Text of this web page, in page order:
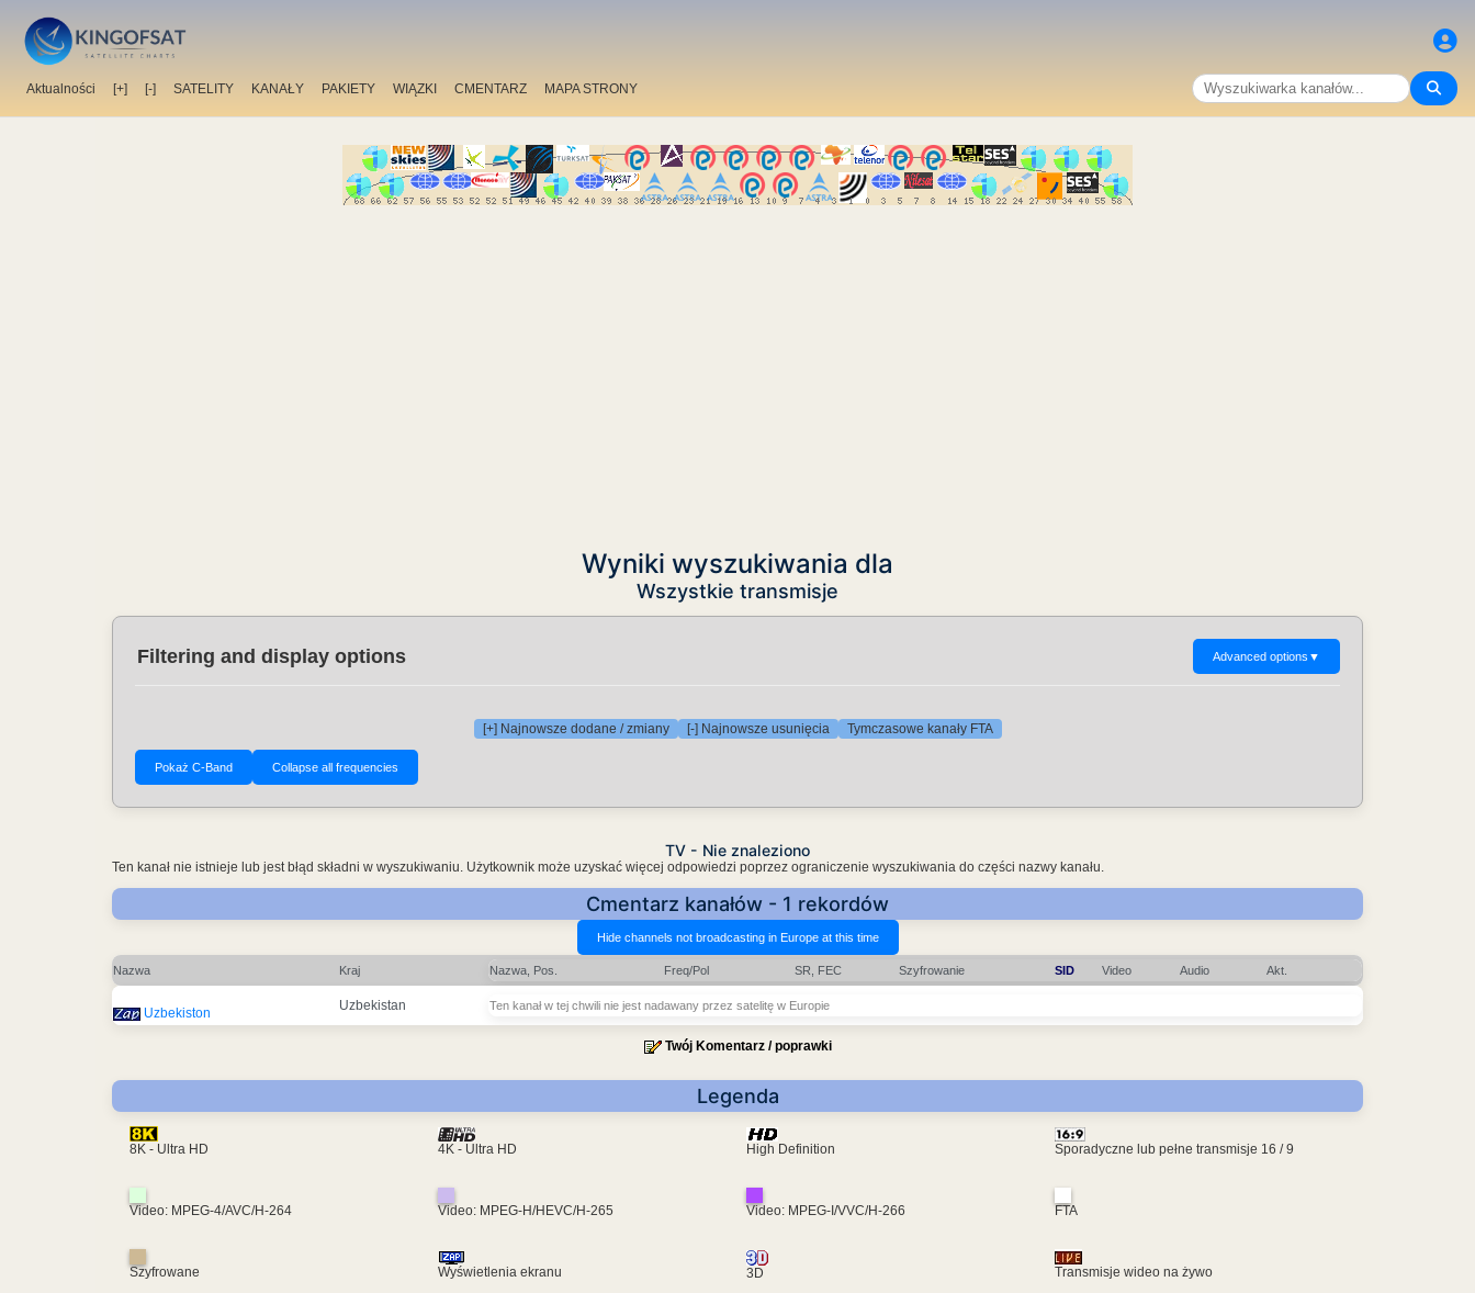
Aktualności [+] [-] SATELITY KANAŁY PAKIETY WIĄZKI CMENTARZ MAPA STRONY
Wyniki wyszukiwania dla
Wszystkie transmisje
Filtering and display options Advanced options ▼
[+] Najnowsze dodane / zmiany [-] Najnowsze usunięcia Tymczasowe kanały FTA
TV - Nie znaleziono
Ten kanał nie istnieje lub jest błąd składni w wyszukiwaniu. Użytkownik może uzyskać więcej odpowiedzi poprzez ograniczenie wyszukiwania do części nazwy kanału.
Cmentarz kanałów - 1 rekordów
Nazwa Kraj Nazwa, Pos. Freq/Pol SR, FEC Szyfrowanie SID Video Audio Akt.
Uzbekiston Uzbekistan Ten kanał w tej chwili nie jest nadawany przez satelitę w Europie
Twój Komentarz / poprawki
Legenda
8K - Ultra HD 4K - Ultra HD High Definition Sporadyczne lub pełne transmisje 16 / 9
Video: MPEG-4/AVC/H-264 Video: MPEG-H/HEVC/H-265 Video: MPEG-I/VVC/H-266 FTA
Szyfrowane Wyświetlenia ekranu 3D Transmisje wideo na żywo